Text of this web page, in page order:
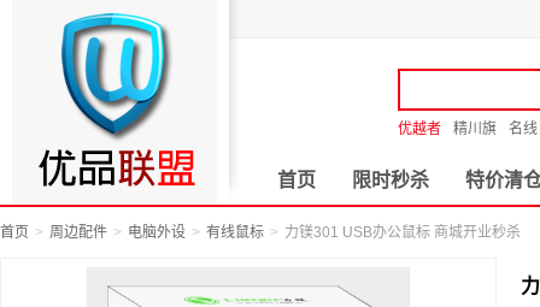
优越者 精川旗 名线
首页 限时秒杀 特价清
首页 周边配件 电脑外设 有线鼠标 力镁301 USB办公鼠标 商城开业秒杀